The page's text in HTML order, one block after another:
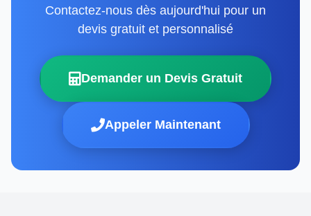
Contactez-nous dès aujourd'hui pour un
devis gratuit et personnalisé
Demander un Devis Gratuit
Appeler Maintenant